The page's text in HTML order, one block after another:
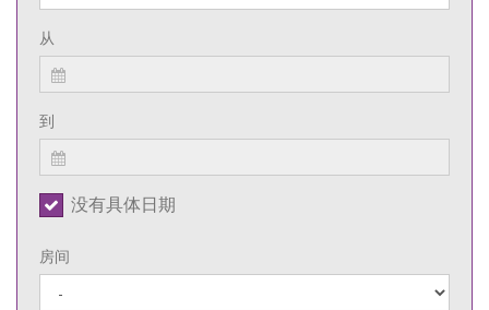
从
到
没有具体日期
房间